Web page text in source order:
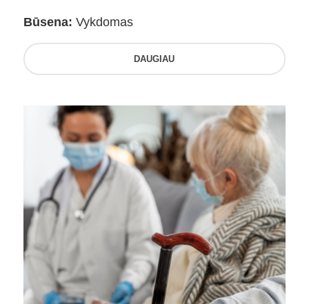
Būsena: Vykdomas
DAUGIAU